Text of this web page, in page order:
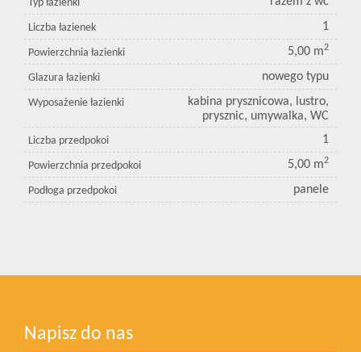
Typ łazienki
Liczba łazienek 1
Powierzchnia łazienki 5,00 m2
Glazura łazienki nowego typu
Wyposażenie łazienki
kabina prysznicowa, lustro,
prysznic, umywalka, WC
Liczba przedpokoi 1
Powierzchnia przedpokoi 5,00 m2
Podłoga przedpokoi panele
Napisz do nas